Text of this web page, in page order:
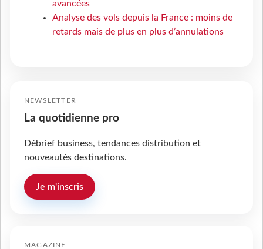
avancées
Analyse des vols depuis la France : moins de
retards mais de plus en plus d’annulations
NEWSLETTER
La quotidienne pro
Débrief business, tendances distribution et
nouveautés destinations.
Je m'inscris
MAGAZINE